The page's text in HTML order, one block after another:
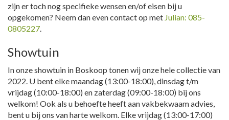
zijn er toch nog specifieke wensen en/of eisen bij u
opgekomen? Neem dan even contact op met Julian: 085-
0805227.
Showtuin
In onze showtuin in Boskoop tonen wij onze hele collectie van
2022. U bent elke maandag (13:00-18:00), dinsdag t/m
vrijdag (10:00-18:00) en zaterdag (09:00-18:00) bij ons
welkom! Ook als u behoefte heeft aan vakbekwaam advies,
bent u bij ons van harte welkom. Elke vrijdag (13:00-17:00)